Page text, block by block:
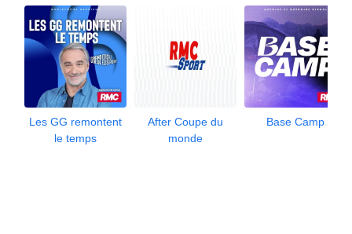
Les GG remontent
le temps
After Coupe du
monde
Base Camp